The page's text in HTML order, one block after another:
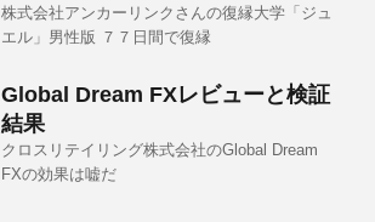
株式会社アンカーリンクさんの復縁大学「ジュ
エル」男性版 ７７日間で復縁
Global Dream FXレビューと検証
結果
クロスリテイリング株式会社のGlobal Dream
FXの効果は嘘だ